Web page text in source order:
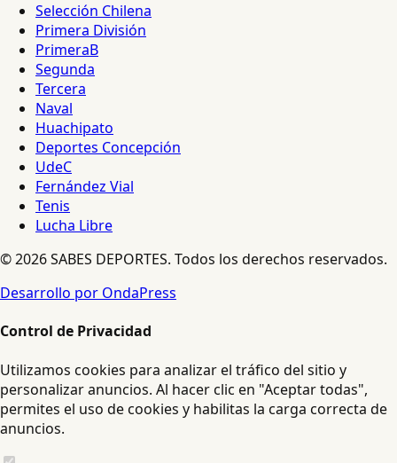
Selección Chilena
Primera División
PrimeraB
Segunda
Tercera
Naval
Huachipato
Deportes Concepción
UdeC
Fernández Vial
Tenis
Lucha Libre
© 2026 SABES DEPORTES. Todos los derechos reservados.
Desarrollo por OndaPress
Control de Privacidad
Utilizamos cookies para analizar el tráfico del sitio y
personalizar anuncios. Al hacer clic en "Aceptar todas",
permites el uso de cookies y habilitas la carga correcta de
anuncios.